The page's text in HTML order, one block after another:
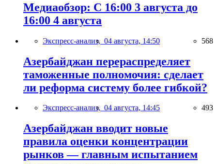
Медиаобзор: С 16:00 3 августа до
16:00 4 августа
Экспресс-анализ, 04 августа, 14:50 568
Азербайджан перераспределяет
таможенные полномочия: сделает
ли реформа систему более гибкой?
Экспресс-анализ, 04 августа, 14:45 493
Азербайджан вводит новые
правила оценки концентрации
рынков — главным испытанием